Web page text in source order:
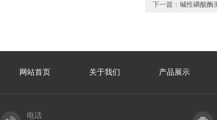
下一篇： 碱性磷酸酶
网站首页 关于我们 产品展示
电话